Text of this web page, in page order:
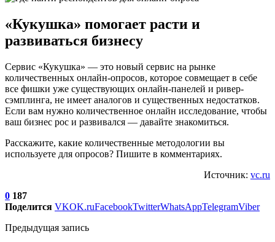
«Кукушка» помогает расти и
развиваться бизнесу
Сервис «Кукушка» — это новый сервис на рынке
количественных онлайн-опросов, которое совмещает в себе
все фишки уже существующих онлайн-панелей и ривер-
сэмплинга, не имеет аналогов и существенных недостатков.
Если вам нужно количественное онлайн исследование, чтобы
ваш бизнес рос и развивался — давайте знакомиться.
Расскажите, какие количественные методологии вы
используете для опросов? Пишите в комментариях.
Источник: vc.ru
0 187
Поделится VKOK.ruFacebookTwitterWhatsAppTelegramViber
Предыдущая запись